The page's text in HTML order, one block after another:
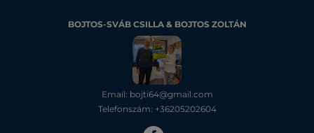
BOJTOS-SVÁB CSILLA & BOJTOS ZOLTÁN
Email: bojti64@gmail.com
Telefonszám: +36205202604